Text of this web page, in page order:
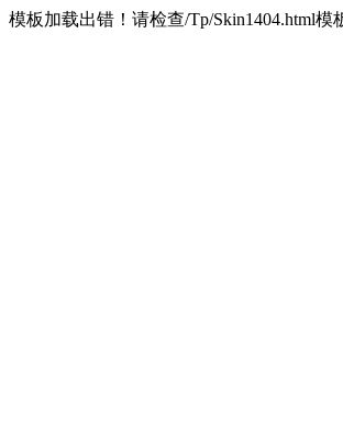
模板加载出错！请检查/Tp/Skin1404.html模